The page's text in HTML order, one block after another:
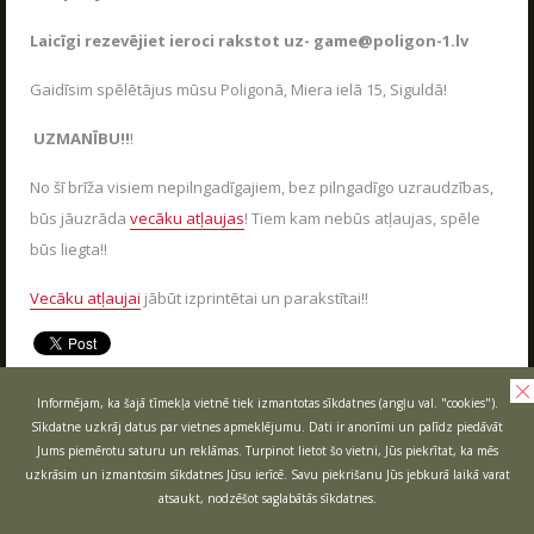
Laicīgi rezevējiet ieroci rakstot uz- game@poligon-1.lv
Gaidīsim spēlētājus mūsu Poligonā, Miera ielā 15, Siguldā!
UZMANĪBU!!!
No šī brīža visiem nepilngadīgajiem, bez pilngadīgo uzraudzības,
būs jāuzrāda vecāku atļaujas! Tiem kam nebūs atļaujas, spēle
būs liegta!!
Vecāku atļaujai jābūt izprintētai un parakstītai!!
AIZVĒRT
Kas ir Lāzertags?
Skolēnu ekskursijas
Bērnu ballītes
Atvērtās spēles
Tuvākie pasākumi
Dāvanu kartes
Spēļu scenāriji
04.06.2026
SKOLĒNU EKSKURSIJAS
Informējam, ka šajā tīmekļa vietnē tiek izmantotas sīkdatnes (angļu val. "cookies").
Sīkdatne uzkrāj datus par vietnes apmeklējumu. Dati ir anonīmi un palīdz piedāvāt
Jums piemērotu saturu un reklāmas. Turpinot lietot šo vietni, Jūs piekrītat, ka mēs
uzkrāsim un izmantosim sīkdatnes Jūsu ierīcē. Savu piekrišanu Jūs jebkurā laikā varat
atsaukt, nodzēšot saglabātās sīkdatnes.